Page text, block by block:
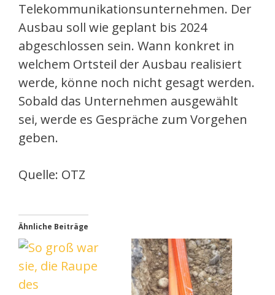
Telekommunikationsunternehmen. Der
Ausbau soll wie geplant bis 2024
abgeschlossen sein. Wann konkret in
welchem Ortsteil der Ausbau realisiert
werde, könne noch nicht gesagt werden.
Sobald das Unternehmen ausgewählt
sei, werde es Gespräche zum Vorgehen
geben.
Quelle: OTZ
Ähnliche Beiträge